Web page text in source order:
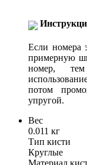
Если номера
примерную
номер,
потом
упругой.
Вес
0.011 кг
Тип кисти
Круглые